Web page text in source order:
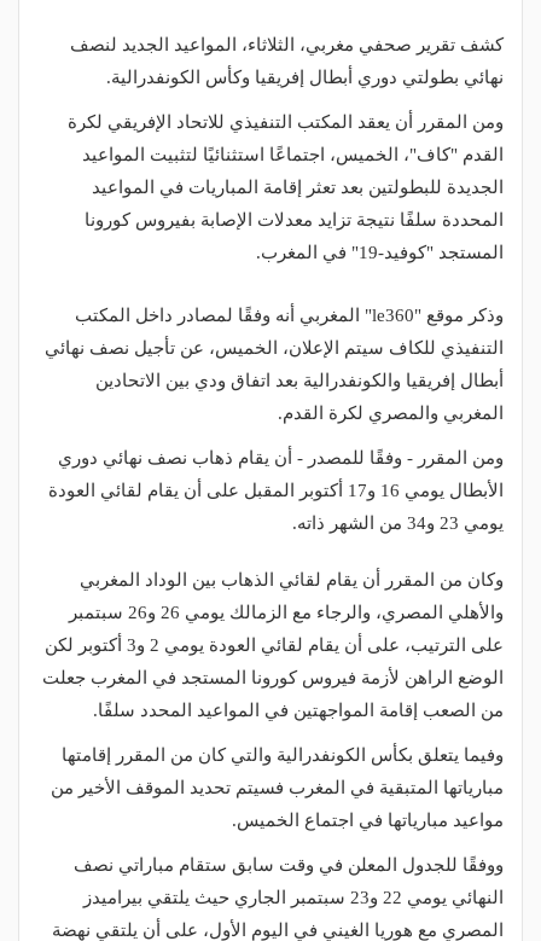
كشف تقرير صحفي مغربي، الثلاثاء، المواعيد الجديد لنصف
نهائي بطولتي دوري أبطال إفريقيا وكأس الكونفدرالية.
ومن المقرر أن يعقد المكتب التنفيذي للاتحاد الإفريقي لكرة
القدم "كاف"، الخميس، اجتماعًا استثنائيًا لتثبيت المواعيد
الجديدة للبطولتين بعد تعثر إقامة المباريات في المواعيد
المحددة سلفًا نتيجة تزايد معدلات الإصابة بفيروس كورونا
المستجد "كوفيد-19" في المغرب.
وذكر موقع "le360" المغربي أنه وفقًا لمصادر داخل المكتب
التنفيذي للكاف سيتم الإعلان، الخميس، عن تأجيل نصف نهائي
أبطال إفريقيا والكونفدرالية بعد اتفاق ودي بين الاتحادين
المغربي والمصري لكرة القدم.
ومن المقرر - وفقًا للمصدر - أن يقام ذهاب نصف نهائي دوري
الأبطال يومي 16 و17 أكتوبر المقبل على أن يقام لقائي العودة
يومي 23 و34 من الشهر ذاته.
وكان من المقرر أن يقام لقائي الذهاب بين الوداد المغربي
والأهلي المصري، والرجاء مع الزمالك يومي 26 و26 سبتمبر
على الترتيب، على أن يقام لقائي العودة يومي 2 و3 أكتوبر لكن
الوضع الراهن لأزمة فيروس كورونا المستجد في المغرب جعلت
من الصعب إقامة المواجهتين في المواعيد المحدد سلفًا.
وفيما يتعلق بكأس الكونفدرالية والتي كان من المقرر إقامتها
مبارياتها المتبقية في المغرب فسيتم تحديد الموقف الأخير من
مواعيد مبارياتها في اجتماع الخميس.
ووفقًا للجدول المعلن في وقت سابق ستقام مباراتي نصف
النهائي يومي 22 و23 سبتمبر الجاري حيث يلتقي بيراميدز
المصري مع هوريا الغيني في اليوم الأول، على أن يلتقي نهضة